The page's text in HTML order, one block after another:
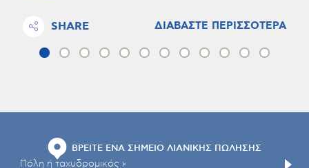
SHARE ΔΙΑΒΑΣΤΕ ΠΕΡΙΣΣΟΤΕΡΑ
ΒΡΕΙΤΕ ΕΝΑ ΣΗΜΕΙΟ ΛΙΑΝΙΚΗΣ ΠΩΛΗΣΗΣ